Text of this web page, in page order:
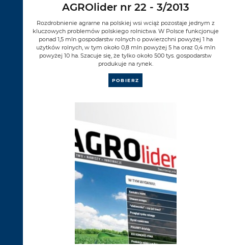
AGROlider nr 22 - 3/2013
Rozdrobnienie agrarne na polskiej wsi wciąż pozostaje jednym z
kluczowych problemów polskiego rolnictwa. W Polsce funkcjonuje
ponad 1,5 mln gospodarstw rolnych o powierzchni powyżej 1 ha
użytków rolnych, w tym około 0,8 mln powyżej 5 ha oraz 0,4 mln
powyżej 10 ha. Szacuje się, że tylko około 500 tys. gospodarstw
produkuje na rynek.
POBIERZ